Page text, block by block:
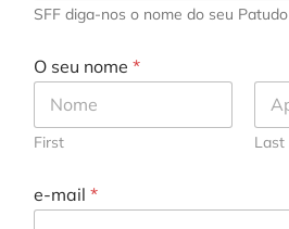
?
l
í
c
SFF diga-nos o nome do seu Patudo
O seu nome*
First Last
e-mail*